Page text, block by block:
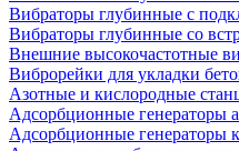
Вибраторы глубинные с
Вибраторы глубинные со
Внешние высокочастотные
Виброрейки для укладки
Азотные и кислородные
Адсорбционные генераторы
Адсорбционные генераторы